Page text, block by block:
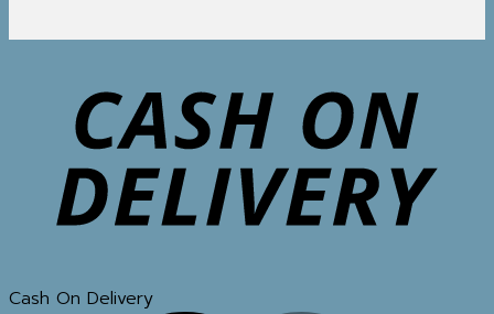
Cash On Delivery